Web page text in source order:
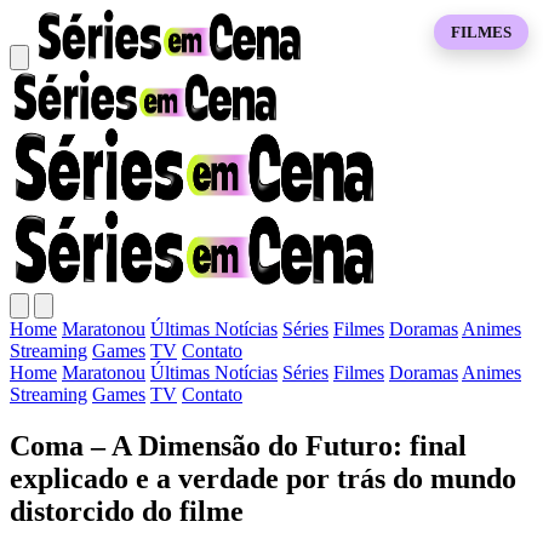
Home Maratonou Últimas Notícias Séries Filmes Doramas Animes
Streaming Games TV Contato
Home Maratonou Últimas Notícias Séries Filmes Doramas Animes
Streaming Games TV Contato
Coma – A Dimensão do Futuro: final
explicado e a verdade por trás do mundo
distorcido do filme
FILMES